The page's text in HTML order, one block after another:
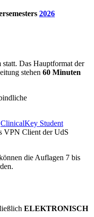
2026
Das Hauptformat der
stehen 60 Minuten
ClinicalKey Student
VPN Client der UdS
die Auflagen 7 bis
ELEKTRONISCH